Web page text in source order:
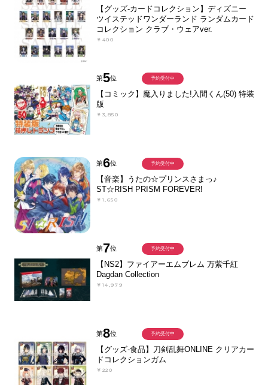
【グッズ-カードコレクション】ディズニー
ツイステッドワンダーランド ランダムカード
コレクション クラブ・ウェアver.
￥400
第5位
【コミック】魔入りました!入間くん(50) 特装
版
￥3,850
予約受付中
第6位
【音楽】うたの☆プリンスさまっ♪
ST☆RISH PRISM FOREVER!
￥1,650
予約受付中
第7位
【NS2】ファイアーエムブレム 万紫千紅
Dagdan Collection
￥14,979
予約受付中
第8位
【グッズ-食品】刀剣乱舞ONLINE クリアカー
ドコレクションガム
￥220
予約受付中